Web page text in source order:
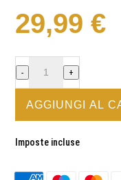
29,99€
GIARDINAGGIO
-
DA
IN
QUANTITÀ
- +
AGGIUNGI AL
Imposte incluse